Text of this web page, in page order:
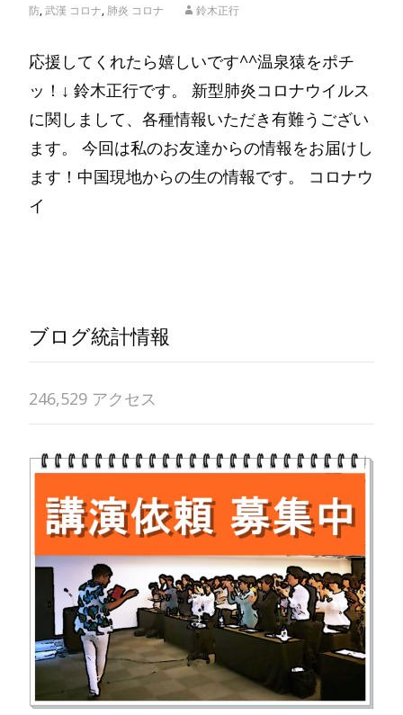
防,武漢 コロナ, 肺炎 コロナ 鈴木正行
応援してくれたら嬉しいです^^温泉猿をポチ
ッ！↓ 鈴木正行です。 新型肺炎コロナウイルス
に関しまして、各種情報いただき有難うござい
ます。 今回は私のお友達からの情報をお届けし
ます！中国現地からの生の情報です。 コロナウ
イ
ブログ統計情報
246,529 アクセス